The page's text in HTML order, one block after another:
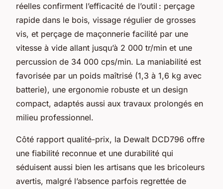
réelles confirment l’efficacité de l’outil : perçage
rapide dans le bois, vissage régulier de grosses
vis, et perçage de maçonnerie facilité par une
vitesse à vide allant jusqu’à 2 000 tr/min et une
percussion de 34 000 cps/min. La maniabilité est
favorisée par un poids maîtrisé (1,3 à 1,6 kg avec
batterie), une ergonomie robuste et un design
compact, adaptés aussi aux travaux prolongés en
milieu professionnel.
Côté rapport qualité-prix, la Dewalt DCD796 offre
une fiabilité reconnue et une durabilité qui
séduisent aussi bien les artisans que les bricoleurs
avertis, malgré l’absence parfois regrettée de